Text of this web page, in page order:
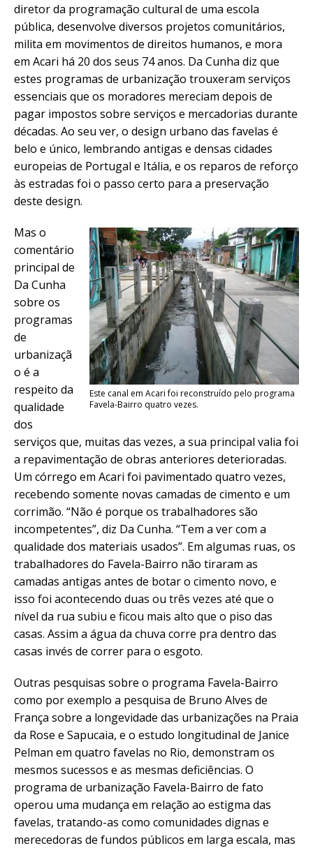
diretor da programação cultural de uma escola
pública, desenvolve diversos projetos comunitários,
milita em movimentos de direitos humanos, e mora
em Acari há 20 dos seus 74 anos. Da Cunha diz que
estes programas de urbanização trouxeram serviços
essenciais que os moradores mereciam depois de
pagar impostos sobre serviços e mercadorias durante
décadas. Ao seu ver, o design urbano das favelas é
belo e único, lembrando antigas e densas cidades
europeias de Portugal e Itália, e os reparos de reforço
às estradas foi o passo certo para a preservação
deste design.
Este canal em Acari foi reconstruído pelo programa
Favela-Bairro quatro vezes.
Mas o
comentário
principal de
Da Cunha
sobre os
programas
de
urbanizaçã
o é a
respeito da
qualidade
dos
serviços que, muitas das vezes, a sua principal valia foi
a repavimentação de obras anteriores deterioradas.
Um córrego em Acari foi pavimentado quatro vezes,
recebendo somente novas camadas de cimento e um
corrimão. “Não é porque os trabalhadores são
incompetentes”, diz Da Cunha. “Tem a ver com a
qualidade dos materiais usados”. Em algumas ruas, os
trabalhadores do Favela-Bairro não tiraram as
camadas antigas antes de botar o cimento novo, e
isso foi acontecendo duas ou três vezes até que o
nível da rua subiu e ficou mais alto que o piso das
casas. Assim a água da chuva corre pra dentro das
casas invés de correr para o esgoto.
Outras pesquisas sobre o programa Favela-Bairro
como por exemplo a pesquisa de Bruno Alves de
França sobre a longevidade das urbanizações na Praia
da Rose e Sapucaia, e o estudo longitudinal de Janice
Pelman em quatro favelas no Rio, demonstram os
mesmos sucessos e as mesmas deficiências. O
programa de urbanização Favela-Bairro de fato
operou uma mudança em relação ao estigma das
favelas, tratando-as como comunidades dignas e
merecedoras de fundos públicos em larga escala, mas